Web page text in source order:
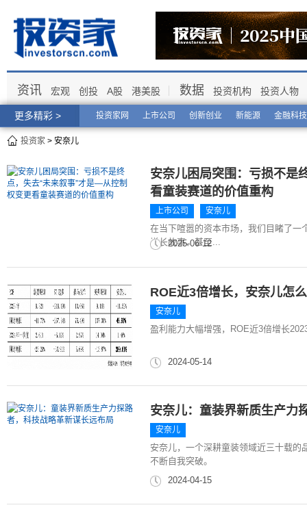
更多精彩 > 投资家网 上市公司 创新创业 新能源 金融科技
资讯 宏观 创投 A股 港美股 数据 投资机构 投资人物
投资家 > 安奈儿
安奈儿困局突围：亏损不是
看童装赛道的价值重构
上市公司 安奈儿
在当下喧嚣的资本市场，我们目睹了一
增长故事、甚至...
2025-06-12
ROE近3倍增长，安奈儿怎
安奈儿
盈利能力大幅增强，ROE近3倍增长
2024-05-14
安奈儿：童装界新质生产力
安奈儿
安奈儿，一个深耕童装领域近三十载
不断自我突破。
2024-04-15